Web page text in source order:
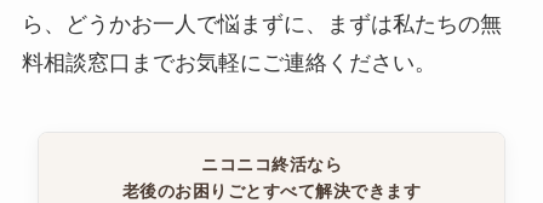
ら、どうかお一人で悩まずに、まずは私たちの無
料相談窓口までお気軽にご連絡ください。
ニコニコ終活なら
老後のお困りごとすべて解決できます